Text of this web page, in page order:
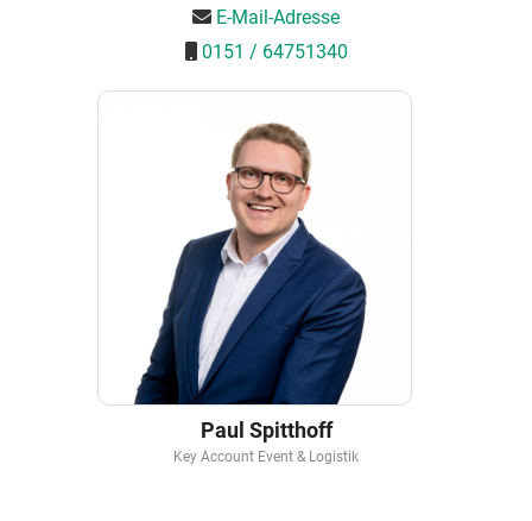
E-Mail-Adresse
0151 / 64751340
Paul Spitthoff
Key Account Event & Logistik